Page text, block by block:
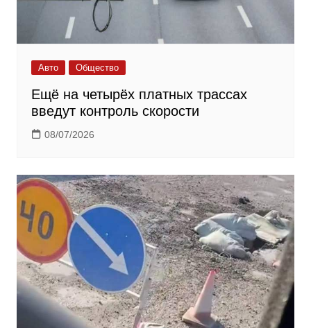
Авто Общество
Ещё на четырёх платных трассах
введут контроль скорости
08/07/2026